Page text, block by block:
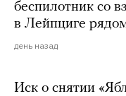
беспилотник со
в Лейпциге
день назад
Иск о снятии